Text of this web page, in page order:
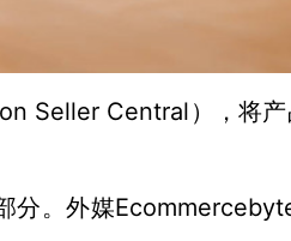
Seller Central ），将
分。外媒